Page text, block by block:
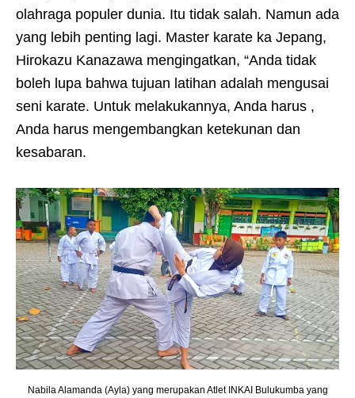
olahraga populer dunia. Itu tidak salah. Namun ada
yang lebih penting lagi. Master karate ka Jepang,
Hirokazu Kanazawa mengingatkan, “Anda tidak
boleh lupa bahwa tujuan latihan adalah mengusai
seni karate. Untuk melakukannya, Anda harus ,
Anda harus mengembangkan ketekunan dan
kesabaran.
Nabila Alamanda (Ayla) yang merupakan Atlet INKAI Bulukumba yang